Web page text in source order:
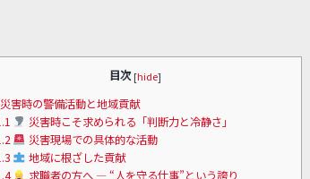
目次[hide]
災害時の警備活動と地域貢献
災害時こそ求められる「判断力と冷静さ」
災害現場での具体的な活動
地域に根ざした貢献
求職者の方へ ― “人を守る仕事”という誇り